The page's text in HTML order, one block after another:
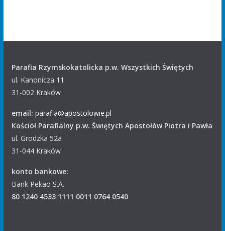
Parafia Rzymskokatolicka p.w. Wszystkich Świętych
ul. Kanonicza 11
31-002 Kraków
email: parafia@apostolowie.pl
Kościół Parafialny p.w. Świętych Apostołów Piotra i Pawła
ul. Grodzka 52a
31-044 Kraków
konto bankowe:
Bank Pekao S.A.
80 1240 4533 1111 0011 0764 0540